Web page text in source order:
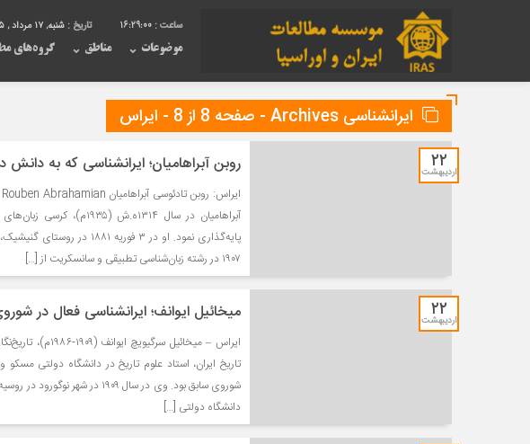
16:29:00 تاریخ : شنبه, ۱۷ مرداد , ۱۴۰۵
موضوعات مناطق گروه‌های
ایرانشناسی Archives - صفحه 8 از 8 - ایراس
۲۲
اردیبهشت روبن آبراهامیان؛ ایرانشناسی که به
آبراهامیان در سال ۱۳۱۴ه.ش
پایه‌گذاری نمود. او در ۳
۱۹۰۷ در رشته زبان‌شناسی تطبیقی و سانسکریت از […]
۲۲
اردیبهشت میخائیل ایوانف؛ ایرانشناسی فعال در
ایراس – میخائیل
تاریخ ایران، استاد علوم تاریخ در دانشگاه دولتى
دانشگاه دولتی […]